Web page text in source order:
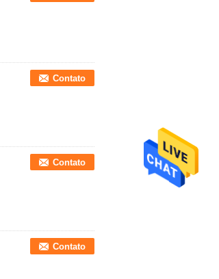
Contato
Contato
Contato